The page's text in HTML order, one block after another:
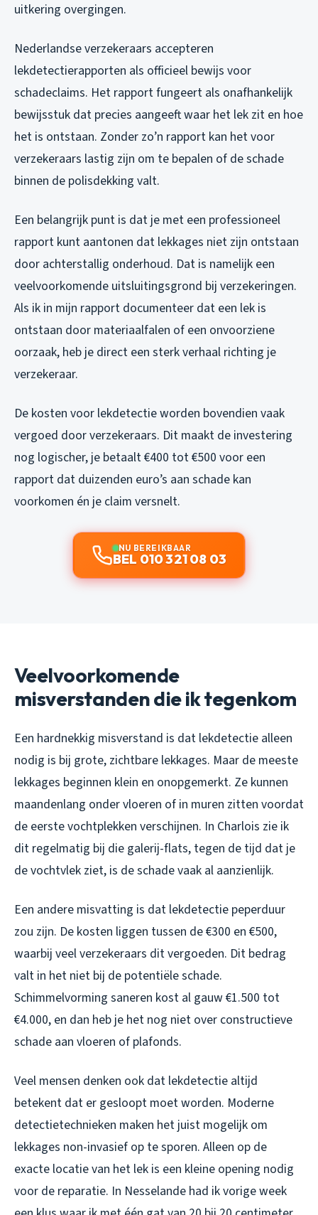
uitkering overgingen.
Nederlandse verzekeraars accepteren
lekdetectierapporten als officieel bewijs voor
schadeclaims. Het rapport fungeert als onafhankelijk
bewijsstuk dat precies aangeeft waar het lek zit en hoe
het is ontstaan. Zonder zo’n rapport kan het voor
verzekeraars lastig zijn om te bepalen of de schade
binnen de polisdekking valt.
Een belangrijk punt is dat je met een professioneel
rapport kunt aantonen dat lekkages niet zijn ontstaan
door achterstallig onderhoud. Dat is namelijk een
veelvoorkomende uitsluitingsgrond bij verzekeringen.
Als ik in mijn rapport documenteer dat een lek is
ontstaan door materiaalfalen of een onvoorziene
oorzaak, heb je direct een sterk verhaal richting je
verzekeraar.
De kosten voor lekdetectie worden bovendien vaak
vergoed door verzekeraars. Dit maakt de investering
nog logischer, je betaalt €400 tot €500 voor een
rapport dat duizenden euro’s aan schade kan
voorkomen én je claim versnelt.
NU BEREIKBAAR
BEL 010 321 08 03
Veelvoorkomende
misverstanden die ik tegenkom
Een hardnekkig misverstand is dat lekdetectie alleen
nodig is bij grote, zichtbare lekkages. Maar de meeste
lekkages beginnen klein en onopgemerkt. Ze kunnen
maandenlang onder vloeren of in muren zitten voordat
de eerste vochtplekken verschijnen. In Charlois zie ik
dit regelmatig bij die galerij-flats, tegen de tijd dat je
de vochtvlek ziet, is de schade vaak al aanzienlijk.
Een andere misvatting is dat lekdetectie peperduur
zou zijn. De kosten liggen tussen de €300 en €500,
waarbij veel verzekeraars dit vergoeden. Dit bedrag
valt in het niet bij de potentiële schade.
Schimmelvorming saneren kost al gauw €1.500 tot
€4.000, en dan heb je het nog niet over constructieve
schade aan vloeren of plafonds.
Veel mensen denken ook dat lekdetectie altijd
betekent dat er gesloopt moet worden. Moderne
detectietechnieken maken het juist mogelijk om
lekkages non-invasief op te sporen. Alleen op de
exacte locatie van het lek is een kleine opening nodig
voor de reparatie. In Nesselande had ik vorige week